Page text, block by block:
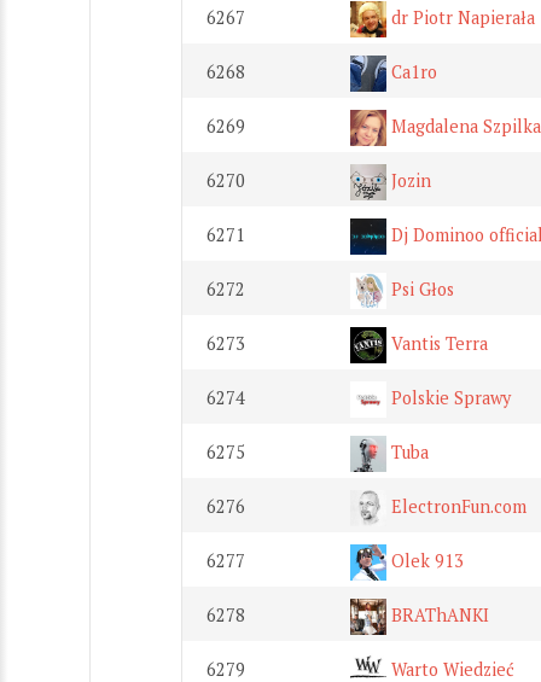
6267 dr Piotr
6268 Ca1ro
6269 Magdalena Szpilka
6270 Jozin
6271 Dj Dominoo
6272 Psi Głos
6273 Vantis Terra
6274 Polskie Sprawy
6275 Tuba
6276 ElectronFun.com
6277 Olek 913
6278 BRAThANKI
6279 Warto Wiedzieć